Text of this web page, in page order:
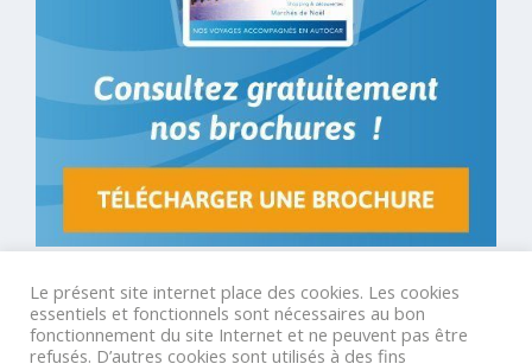
© By Poush
Le présent site internet place des cookies. Les cookies
essentiels et fonctionnels sont nécessaires au bon
fonctionnement du site Internet et ne peuvent pas être
refusés. D’autres cookies sont utilisés à des fins